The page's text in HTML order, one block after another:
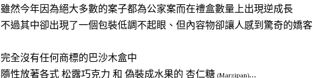
雖然今年因為絕大多數的案子都為公家案而在禮盒數量上出現逆成長
不過其中卻出現了一個包裝低調不起眼、但內容物卻讓人感到驚奇的嬌客
完全沒有任何商標的巴沙木盒中
隨性放著各式 松露巧克力 和 偽裝成水果的 杏仁糖 (Marzipan)...